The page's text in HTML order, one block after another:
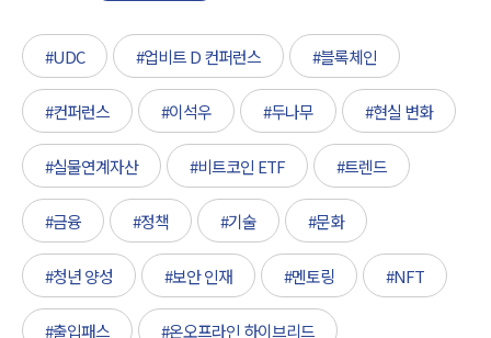
#UDC #업비트 D 컨퍼런스 #블록체인
#컨퍼런스 #이석우 #두나무 #현실 변화
#실물연계자산 #비트코인 ETF #트렌드
#금융 #정책 #기술 #문화
#청년 양성 #보안 인재 #멘토링 #NFT
#출입패스 #온오프라인 하이브리드